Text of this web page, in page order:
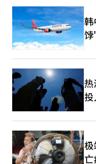
出口均有所增长。对中
132.1%。对美国的出
南的出口额为577亿美元，同比
454亿美元，同比增长
比增长58.4%；对印度
计数据是为了快速应对
产品的出口入现状和
依赖度。※ 本报道经人
亡